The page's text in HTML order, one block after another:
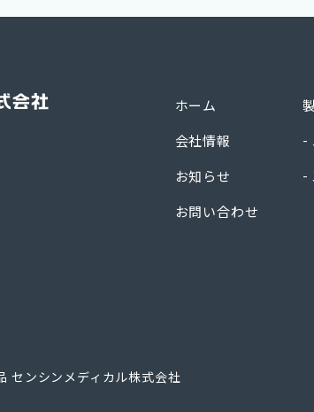
ホーム
会社情報
お知らせ
お問い合わせ
医療機器 衛生用品 センシンメディカル
センシンメディカル株式会社